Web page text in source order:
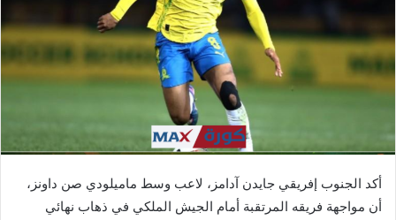
د
و
أكد الجنوب إفريقي جايدن آدامز، لاعب وسط ماميلودي صن داونز،
أن مواجهة فريقه المرتقبة أمام الجيش الملكي في ذهاب نهائي